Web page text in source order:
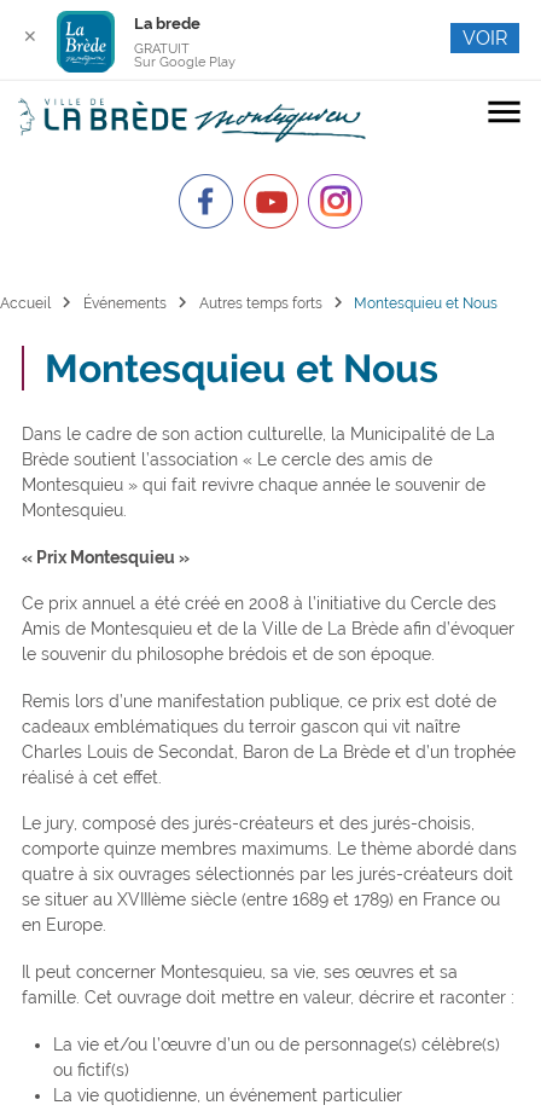
menu
Accueil chevron_right Événements chevron_right Autres temps forts chevron_right Montesquieu et Nous
Montesquieu et Nous
Dans le cadre de son action culturelle, la Municipalité de La
Brède soutient l’association « Le cercle des amis de
Montesquieu » qui fait revivre chaque année le souvenir de
Montesquieu.
« Prix Montesquieu »
Ce prix annuel a été créé en 2008 à l’initiative du Cercle des
Amis de Montesquieu et de la Ville de La Brède afin d’évoquer
le souvenir du philosophe brédois et de son époque.
Remis lors d’une manifestation publique, ce prix est doté de
cadeaux emblématiques du terroir gascon qui vit naître
Charles Louis de Secondat, Baron de La Brède et d’un trophée
réalisé à cet effet.
Le jury, composé des jurés-créateurs et des jurés-choisis,
comporte quinze membres maximums. Le thème abordé dans
quatre à six ouvrages sélectionnés par les jurés-créateurs doit
se situer au XVIIIème siècle (entre 1689 et 1789) en France ou
en Europe.
Il peut concerner Montesquieu, sa vie, ses œuvres et sa
famille. Cet ouvrage doit mettre en valeur, décrire et raconter :
La vie et/ou l’œuvre d’un ou de personnage(s) célèbre(s)
ou fictif(s)
La vie quotidienne, un événement particulier
✕
La brede
GRATUIT
Sur Google Play
VOIR